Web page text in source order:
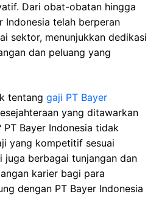
Dari obat-obatan hingga
Indonesia telah berperan
sektor, menunjukkan dedikasi
dan peluang yang
tentang gaji PT Bayer
yang ditawarkan
PT Bayer Indonesia tidak
yang kompetitif sesuai
juga berbagai tunjangan dan
karier bagi para
dengan PT Bayer Indonesia